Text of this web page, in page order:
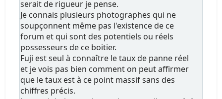
serait de rigueur je pense.
Je connais plusieurs photographes qui ne
soupçonnent même pas l'existence de ce
forum et qui sont des potentiels ou réels
possesseurs de ce boitier.
Fuji est seul à connaître le taux de panne réel
et je vois pas bien comment on peut affirmer
que le taux est à ce point massif sans des
chiffres précis.